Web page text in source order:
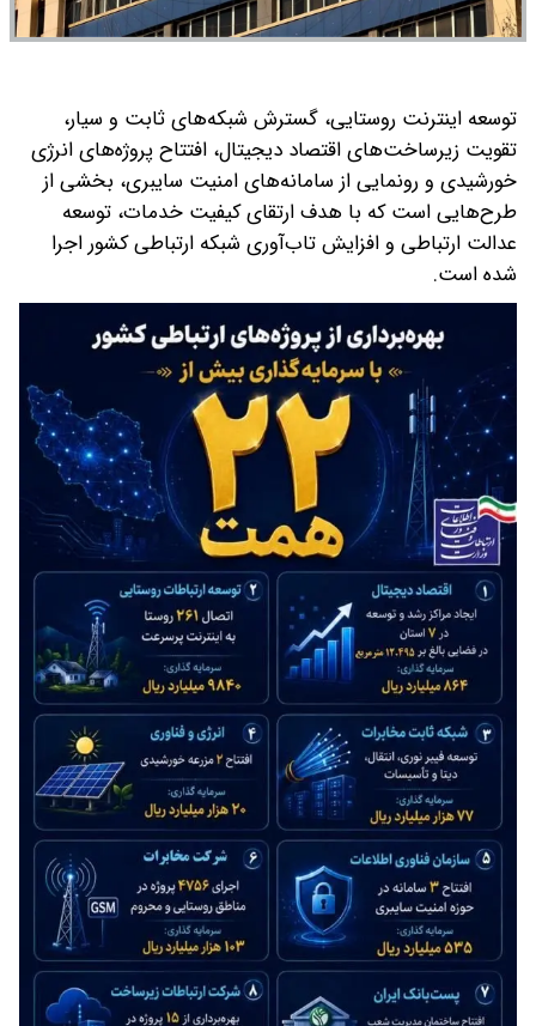
توسعه اینترنت روستایی، گسترش شبکه‌های ثابت و سیار،
تقویت زیرساخت‌های اقتصاد دیجیتال، افتتاح پروژه‌های انرژی
خورشیدی و رونمایی از سامانه‌های امنیت سایبری، بخشی از
طرح‌هایی است که با هدف ارتقای کیفیت خدمات، توسعه
عدالت ارتباطی و افزایش تاب‌آوری شبکه ارتباطی کشور اجرا
شده است.